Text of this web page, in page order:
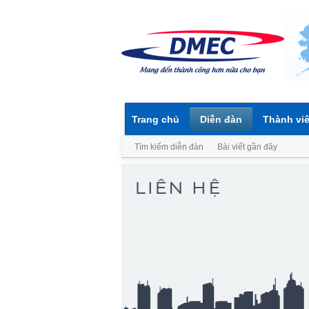
Trang chủ Diễn đàn
Tìm kiếm diễn đàn Bài viết gần đây
Thành